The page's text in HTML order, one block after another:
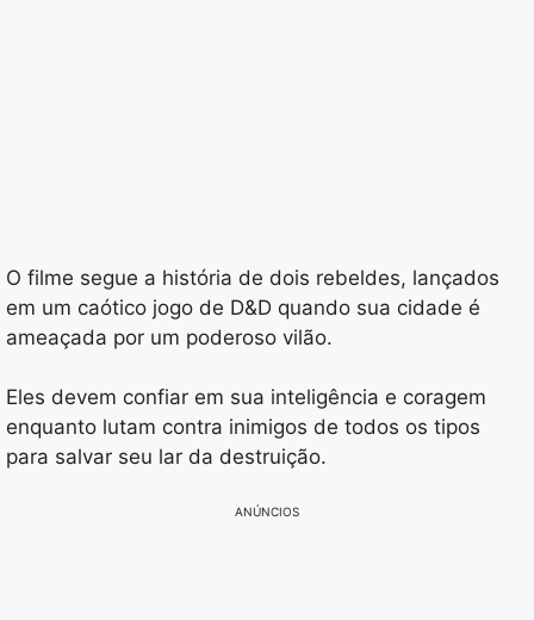
O filme segue a história de dois rebeldes, lançados
em um caótico jogo de D&D quando sua cidade é
ameaçada por um poderoso vilão.
Eles devem confiar em sua inteligência e coragem
enquanto lutam contra inimigos de todos os tipos
para salvar seu lar da destruição.
ANÚNCIOS